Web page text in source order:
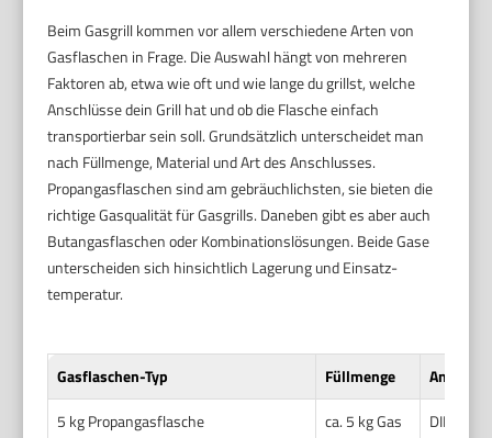
Beim Gasgrill kommen vor allem verschiedene Arten von
Gasflaschen in Frage. Die Auswahl hängt von mehreren
Faktoren ab, etwa wie oft und wie lange du grillst, welche
Anschlüsse dein Grill hat und ob die Flasche einfach
transportierbar sein soll. Grundsätzlich unterscheidet man
nach Füllmenge, Material und Art des Anschlusses.
Propangasflaschen sind am gebräuchlichsten, sie bieten die
richtige Gasqualität für Gasgrills. Daneben gibt es aber auch
Butangasflaschen oder Kombinationslösungen. Beide Gase
unterscheiden sich hinsichtlich Lagerung und Einsatz-
temperatur.
Gasflaschen-Typ Füllmenge
5 kg Propangasflasche
ca. 5 kg Gas
DIN-